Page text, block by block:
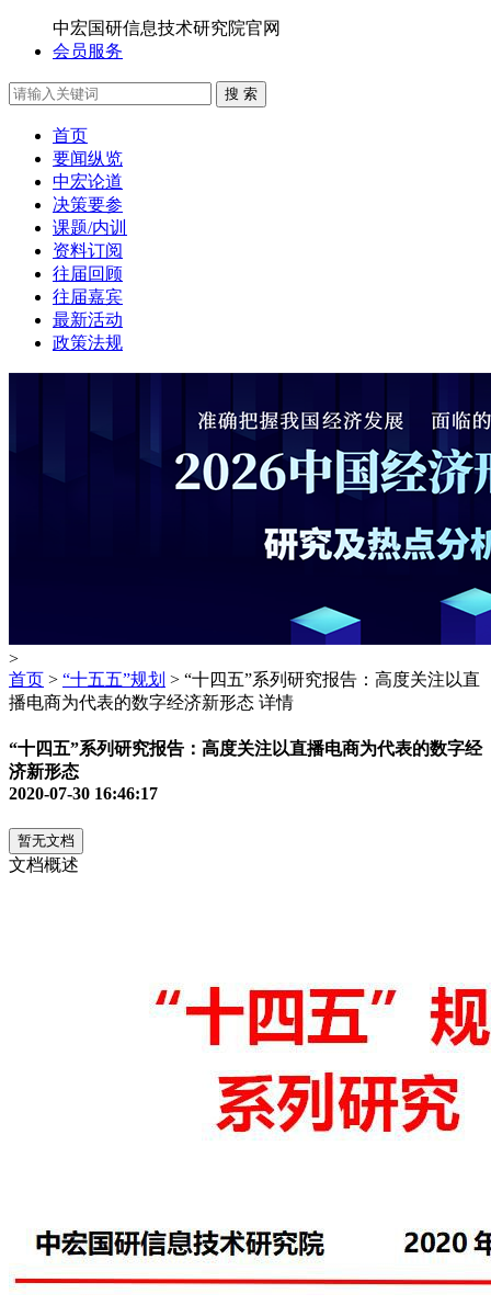
中宏国研信息技术研究院官网
会员服务
搜 索
首页
要闻纵览
中宏论道
决策要参
课题/内训
资料订阅
往届回顾
往届嘉宾
最新活动
政策法规
>
首页 > “十五五”规划 > “十四五”系列研究报告：高度关注以直
播电商为代表的数字经济新形态 详情
“十四五”系列研究报告：高度关注以直播电商为代表的数字经
济新形态
2020-07-30 16:46:17
暂无文档
文档概述